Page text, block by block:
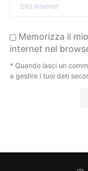
Memorizza il
internet nel
* Quando lasci un
a gestire i tuoi dati